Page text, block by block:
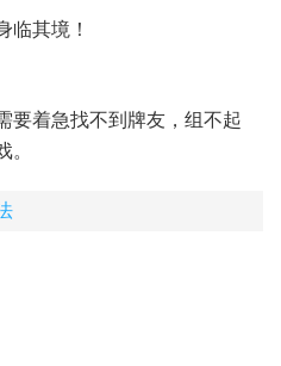
临其境！
要着急找不到牌友，组不起
。